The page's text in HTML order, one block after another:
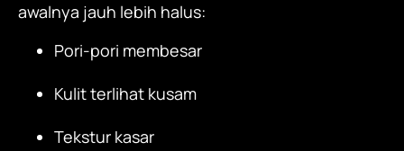
awalnya jauh lebih halus:
Pori-pori membesar
Kulit terlihat kusam
Tekstur kasar